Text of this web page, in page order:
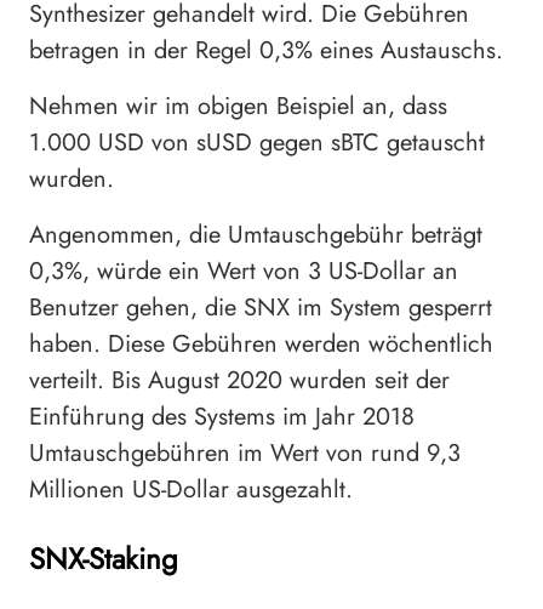
Synthesizer gehandelt wird. Die Gebühren
betragen in der Regel 0,3% eines Austauschs.
Nehmen wir im obigen Beispiel an, dass
1.000 USD von sUSD gegen sBTC getauscht
wurden.
Angenommen, die Umtauschgebühr beträgt
0,3%, würde ein Wert von 3 US-Dollar an
Benutzer gehen, die SNX im System gesperrt
haben. Diese Gebühren werden wöchentlich
verteilt. Bis August 2020 wurden seit der
Einführung des Systems im Jahr 2018
Umtauschgebühren im Wert von rund 9,3
Millionen US-Dollar ausgezahlt.
SNX-Staking